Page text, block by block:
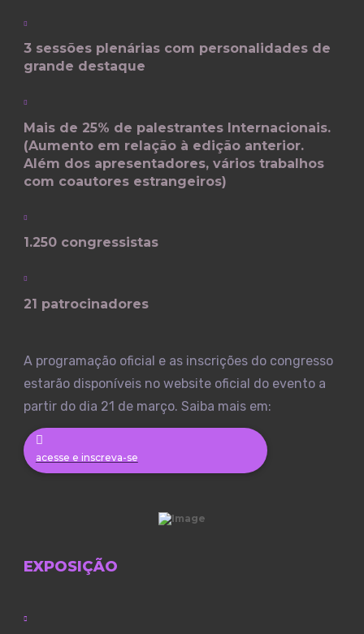
3 sessões plenárias com personalidades de
grande destaque
Mais de 25% de palestrantes Internacionais.
(Aumento em relação à edição anterior.
Além dos apresentadores, vários trabalhos
com coautores estrangeiros)
1.250 congressistas
21 patrocinadores
A programação oficial e as inscrições do congresso
estarão disponíveis no website oficial do evento a
partir do dia 21 de março. Saiba mais em:
acesse e inscreva-se
EXPOSIÇÃO